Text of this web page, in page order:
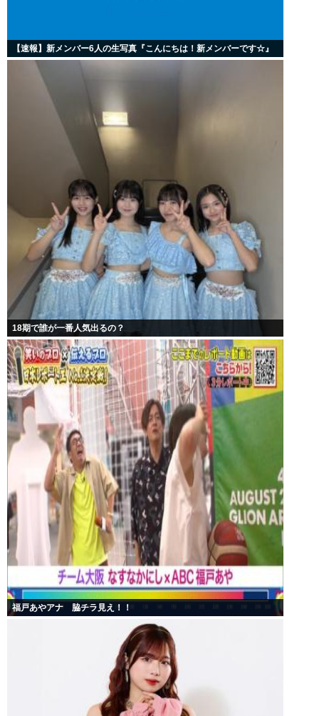
【速報】新メンバー6人の生写真『こんにちは！新メンバーです☆』
18期で誰が一番人気出るの？
福戸あやアナ 脇チラ見え！！